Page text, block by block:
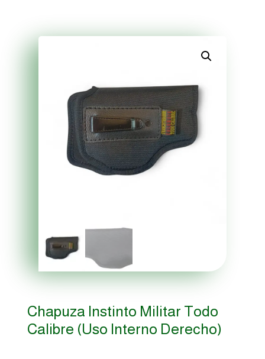
Chapuza Instinto Militar Todo
Calibre (Uso Interno Derecho)